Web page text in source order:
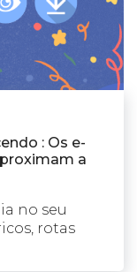
: Os e-
a
no seu
rotas